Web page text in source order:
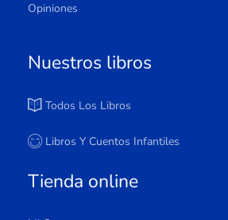
Opiniones
Nuestros libros
Todos Los Libros
Libros Y Cuentos Infantiles
Tienda online